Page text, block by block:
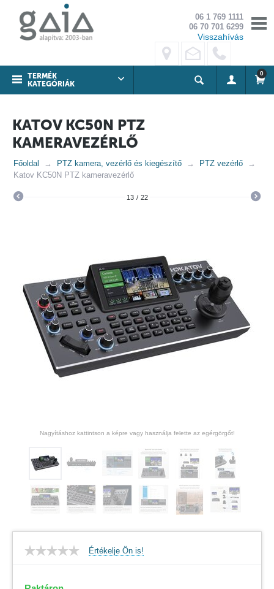
06 1 769 1111
06 70 701 6299
Visszahívás
TERMÉK
KATEGÓRIÁK
0
KATOV KC50N PTZ
KAMERAVEZÉRLŐ
Főoldal PTZ kamera, vezérlő és kiegészítő
PTZ vezérlő
Katov KC50N PTZ kameravezérlő
13 / 22
Nagyításhoz kattintson a képre vagy használja felette az egérgörgőt!
Értékelje Ön is!